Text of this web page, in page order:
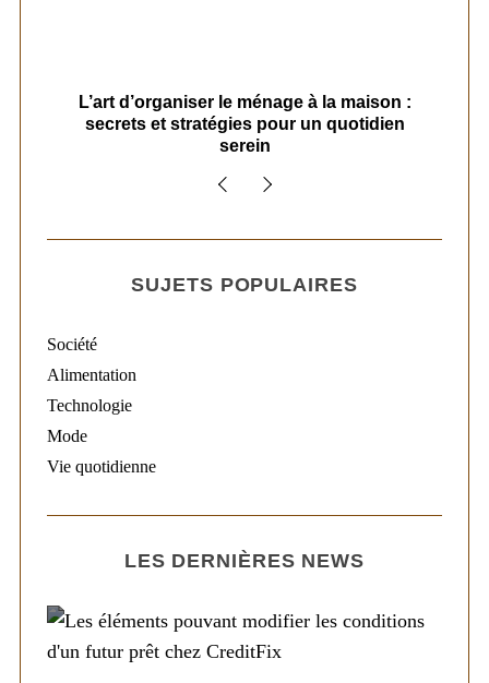
L’art d’organiser le ménage à la maison :
secrets et stratégies pour un quotidien
serein
SUJETS POPULAIRES
Société
Alimentation
Technologie
Mode
Vie quotidienne
LES DERNIÈRES NEWS